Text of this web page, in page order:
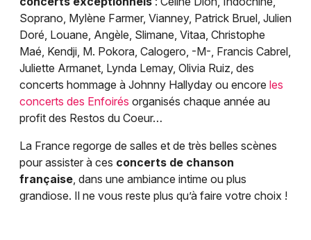
Soprano, Mylène Farmer, Vianney, Patrick Bruel, Julien
Doré, Louane, Angèle, Slimane, Vitaa, Christophe
Maé, Kendji, M. Pokora, Calogero, -M-, Francis Cabrel,
Juliette Armanet, Lynda Lemay, Olivia Ruiz, des
concerts hommage à Johnny Hallyday ou encore les
concerts des Enfoirés organisés chaque année au
profit des Restos du Coeur…
La France regorge de salles et de très belles scènes
pour assister à ces concerts de chanson
française, dans une ambiance intime ou plus
grandiose. Il ne vous reste plus qu’à faire votre choix !